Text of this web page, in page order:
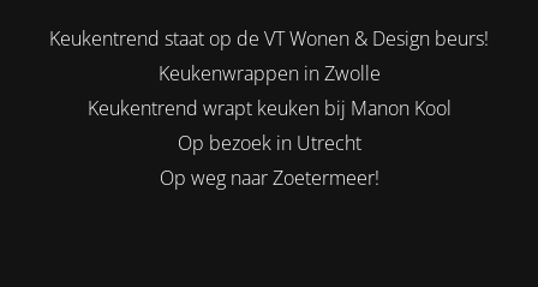
Keukentrend staat op de VT Wonen & Design beurs!
Keukenwrappen in Zwolle
Keukentrend wrapt keuken bij Manon Kool
Op bezoek in Utrecht
Op weg naar Zoetermeer!